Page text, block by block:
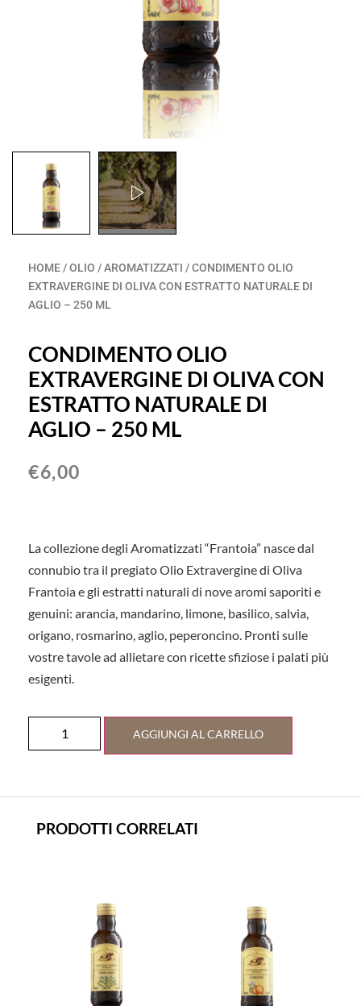
HOME /OLIO /AROMATIZZATI / CONDIMENTO OLIO
EXTRAVERGINE DI OLIVA CON ESTRATTO NATURALE DI
AGLIO – 250 ML
CONDIMENTO OLIO
EXTRAVERGINE DI OLIVA CON
ESTRATTO NATURALE DI
AGLIO – 250 ML
€6,00
La collezione degli Aromatizzati “Frantoia” nasce dal
connubio tra il pregiato Olio Extravergine di Oliva
Frantoia e gli estratti naturali di nove aromi saporiti e
genuini: arancia, mandarino, limone, basilico, salvia,
origano, rosmarino, aglio, peperoncino. Pronti sulle
vostre tavole ad allietare con ricette sfiziose i palati più
esigenti.
AGGIUNGI AL CARRELLO
PRODOTTI CORRELATI